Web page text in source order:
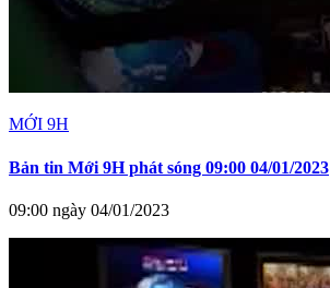
MỚI 9H
Bản tin Mới 9H phát sóng 09:00 04/01/2023
09:00 ngày 04/01/2023